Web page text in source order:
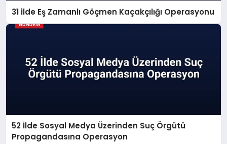
31 İlde Eş Zamanlı Göçmen Kaçakçılığı Operasyonu
52 İlde Sosyal Medya Üzerinden Suç Örgütü
Propagandasına Operasyon